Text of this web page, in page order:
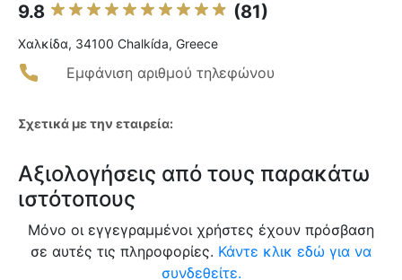
9.8 (81)
Χαλκίδα, 34100 Chalkída, Greece
Εμφάνιση αριθμού τηλεφώνου
Σχετικά με την εταιρεία:
Αξιολογήσεις από τους παρακάτω
ιστότοπους
Μόνο οι εγγεγραμμένοι χρήστες έχουν πρόσβαση
σε αυτές τις πληροφορίες. Κάντε κλικ εδώ για να
συνδεθείτε.